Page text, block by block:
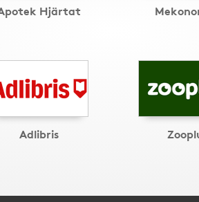
Hjärtat
Adlibris